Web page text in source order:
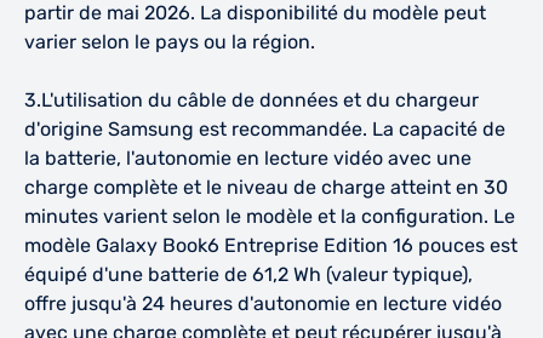
partir de mai 2026. La disponibilité du modèle peut
varier selon le pays ou la région.
3.L'utilisation du câble de données et du chargeur
d'origine Samsung est recommandée. La capacité de
la batterie, l'autonomie en lecture vidéo avec une
charge complète et le niveau de charge atteint en 30
minutes varient selon le modèle et la configuration. Le
modèle Galaxy Book6 Entreprise Edition 16 pouces est
équipé d'une batterie de 61,2 Wh (valeur typique),
offre jusqu'à 24 heures d'autonomie en lecture vidéo
avec une charge complète et peut récupérer jusqu'à